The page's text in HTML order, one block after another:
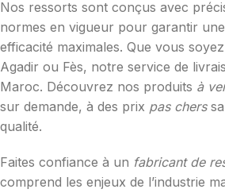
Nos ressorts sont conçus avec
normes en vigueur pour garantir
efficacité maximales. Que vous
Agadir ou Fès, notre service de
Maroc. Découvrez nos produits à
sur demande, à des prix pas chers
qualité.
Faites confiance à un fabricant de
comprend les enjeux de l’industrie